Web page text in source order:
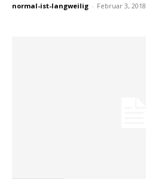
normal-ist-langweilig - Februar 3, 2018